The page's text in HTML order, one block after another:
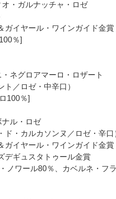
・ガルナッチャ・ロゼ
ガイヤール・ワインガイド金賞
％]
ネグロアマーロ・ロザート
ト／ロゼ・中辛口）
100％]
ル・ロゼ
ド・カルカソンヌ／ロゼ・辛口
ガイヤール・ワインガイド金賞
デギュスタトゥール金賞
ノワール80％、カベルネ・フ